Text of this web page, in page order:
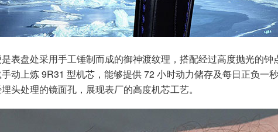
表盘处采用手工锤制而成的御神渡纹理，搭配经过高度抛光的钟
动上炼 9R31 型机芯，能够提供 72 小时动力储存及每日正负一
头处理的镜面孔，展现表厂的高度机芯工艺。